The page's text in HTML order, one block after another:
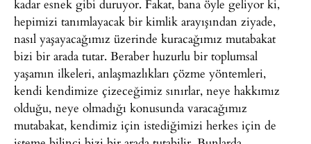
kadar esnek gibi duruyor. Fakat, bana öyle geliyor ki,
hepimizi tanımlayacak bir kimlik arayışından ziyade,
nasıl yaşayacağımız üzerinde kuracağımız mutabakat
bizi bir arada tutar. Beraber huzurlu bir toplumsal
yaşamın ilkeleri, anlaşmazlıkları çözme yöntemleri,
kendi kendimize çizeceğimiz sınırlar, neye hakkımız
olduğu, neye olmadığı konusunda varacağımız
mutabakat, kendimiz için istediğimizi herkes için de